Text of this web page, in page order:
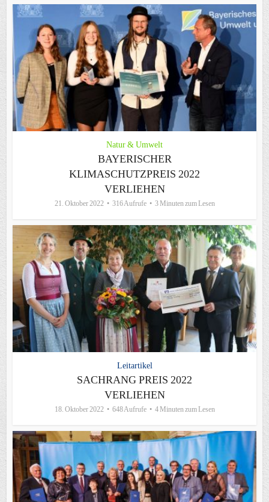
Natur & Umwelt
BAYERISCHER
KLIMASCHUTZPREIS 2022
VERLIEHEN
21. Oktober 2022 316 Aufrufe 3 Minuten zum Lesen
Leitartikel
SACHRANG PREIS 2022
VERLIEHEN
18. Oktober 2022 648 Aufrufe 4 Minuten zum Lesen